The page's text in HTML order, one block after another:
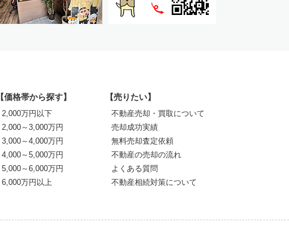
【価格帯から探す】
2,000万円以下
2,000～3,000万円
3,000～4,000万円
4,000～5,000万円
5,000～6,000万円
6,000万円以上
【売りたい】
不動産売却・買取について
売却成功実績
無料売却査定依頼
不動産の売却の流れ
よくある質問
不動産相続対策について